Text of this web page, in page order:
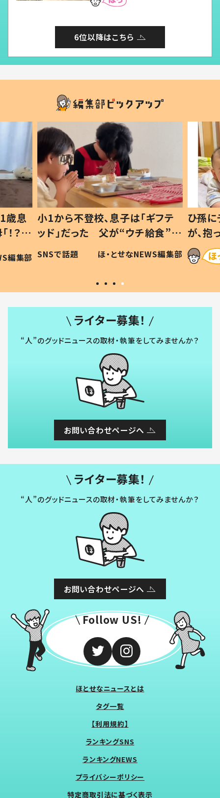
6位以降はこちら
歳息
？」
編集部
小1から不登校、息子は「ギフテ
ッド」だった 父が“ウチ給食”を
作り続ける理由とは #令和の親
#令和の子
SNSで話題 ほ・とせなNEWS編集部
ひ孫
が、
「涙が
い」
ライター募集！
“人”のグッドニュースの取材・執筆をしてみませんか？
お問い合わせページへ
ライター募集！
“人”のグッドニュースの取材・執筆をしてみませんか？
お問い合わせページへ
Follow US!
ほとせなニュースとは
タグ一覧
【利用規約】
ランキングSNS
ランキングNEWS
プライバシーポリシー
特定商取引法に基づく表示